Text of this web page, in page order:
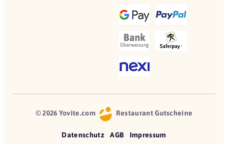
© 2026 Yovite.com Restaurant Gutscheine
Datenschutz AGB Impressum